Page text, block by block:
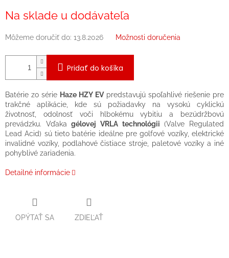
Na sklade u dodávateľa
Môžeme doručiť do: 13.8.2026 Možnosti doručenia
Pridať do košíka
Batérie zo série Haze HZY EVpredstavujú spoľahlivé riešenie pre
trakčné aplikácie, kde sú požiadavky na vysokú cyklickú
životnosť, odolnosť voči hlbokému vybitiu a bezúdržbovú
prevádzku. Vďakagélovej VRLA technológii (Valve Regulated
Lead Acid) sú tieto batérie ideálne pre golfové vozíky, elektrické
invalidné vozíky, podlahové čistiace stroje, paletové vozíky a iné
pohyblivé zariadenia.
Detailné informácie
OPÝTAŤ SA ZDIEĽAŤ